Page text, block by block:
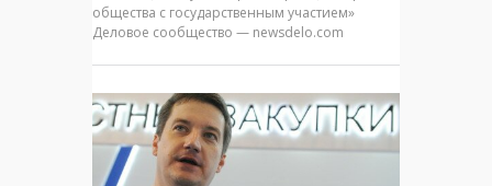
общества с государственным участием»
Деловое сообщество — newsdelo.com